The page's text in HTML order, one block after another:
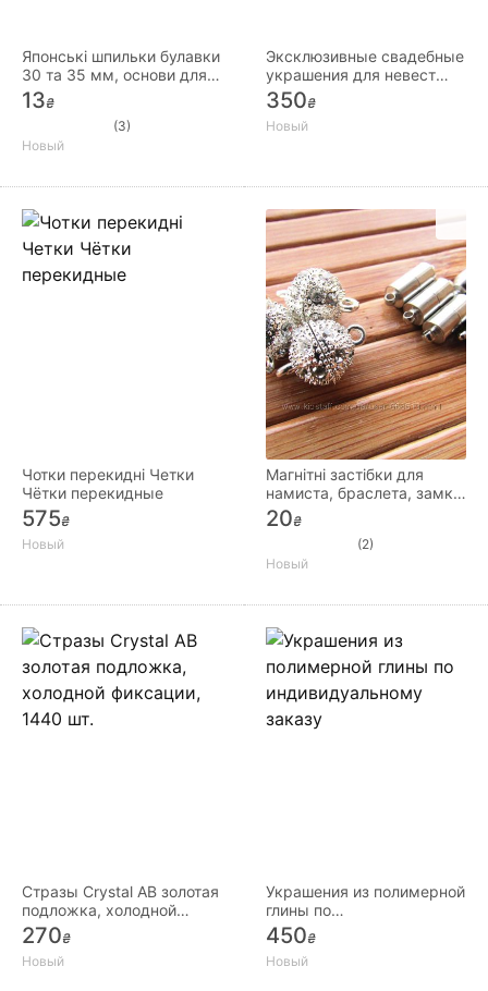
Японські шпильки булавки
30 та 35 мм, основи для
брошок
13₴
(3)
Новый
Эксклюзивные свадебные
украшения для невест
ручной работы
350₴
Новый
Чотки перекидні Четки
Чётки перекидные
575₴
Новый
Магнітні застібки для
намиста, браслета, замки
магнітні для біжутерії
20₴
(2)
Новый
Стразы Crystal AB золотая
подложка, холодной
фиксации, 1440 шт.
270₴
Новый
Украшения из полимерной
глины по
индивидуальному заказу
450₴
Новый